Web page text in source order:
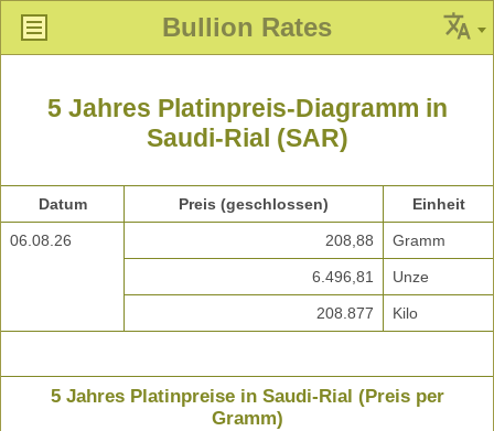
Bullion Rates
5 Jahres Platinpreis-Diagramm in
Saudi-Rial (SAR)
Datum Preis (geschlossen) Einheit
06.08.26 208,88 Gramm
6.496,81 Unze
208.877 Kilo
5 Jahres Platinpreise in Saudi-Rial (Preis per
Gramm)